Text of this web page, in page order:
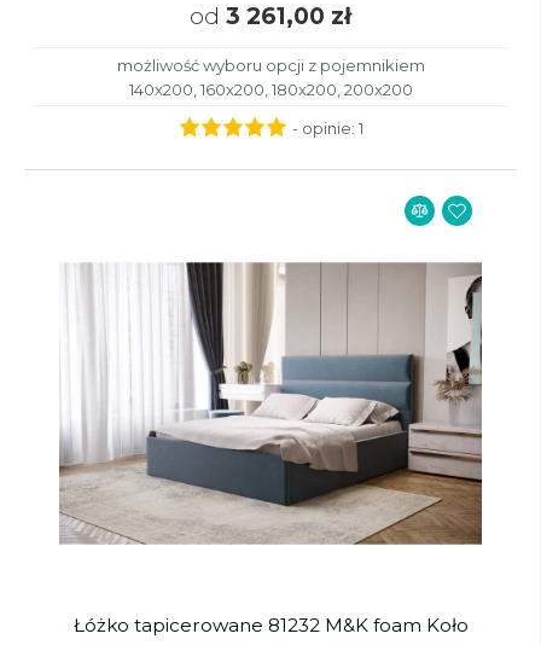
od 3 261,00 zł
możliwość wyboru opcji z pojemnikiem
140x200, 160x200, 180x200, 200x200
- opinie: 1
Łóżko tapicerowane 81232 M&K foam Koło